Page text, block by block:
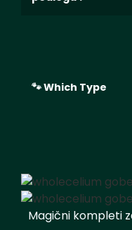
🐾 Which Type
Magični kompleti